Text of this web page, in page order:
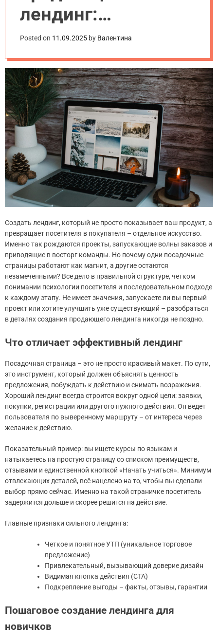
лендинг:
пошаговая
инструкция для
новичков
Posted on 11.09.2025 by Валентина
Создать лендинг, который не просто показывает ваш продукт, а
превращает посетителя в покупателя – отдельное искусство.
Именно так рождаются проекты, запускающие волны заказов и
приводящие в восторг команды. Но почему одни посадочные
страницы работают как магнит, а другие остаются
незамеченными? Все дело в правильной структуре, четком
понимании психологии посетителя и последовательном подходе
к каждому этапу. Не имеет значения, запускаете ли вы первый
проект или хотите улучшить уже существующий – разобраться
в деталях создания продающего лендинга никогда не поздно.
Что отличает эффективный лендинг
Посадочная страница – это не просто красивый макет. По сути,
это инструмент, который должен объяснять ценность
предложения, побуждать к действию и снимать возражения.
Хороший лендинг всегда строится вокруг одной цели: заявки,
покупки, регистрации или другого нужного действия. Он ведет
пользователя по выверенному маршруту – от интереса через
желание к действию.
Показательный пример: вы ищете курсы по языкам и
натыкаетесь на простую страницу со списком преимуществ,
отзывами и единственной кнопкой «Начать учиться». Минимум
отвлекающих деталей, всё нацелено на то, чтобы вы сделали
выбор прямо сейчас. Именно на такой страничке посетитель
задержится дольше и скорее решится на действие.
Главные признаки сильного лендинга:
Четкое и понятное УТП (уникальное торговое
предложение)
Привлекательный, вызывающий доверие дизайн
Видимая кнопка действия (CTA)
Подкрепление выгоды – факты, отзывы, гарантии
Пошаговое создание лендинга для
новичков